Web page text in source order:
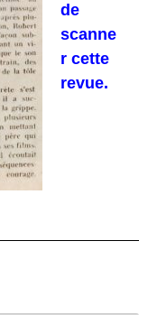
de
scanne
r cette
revue.